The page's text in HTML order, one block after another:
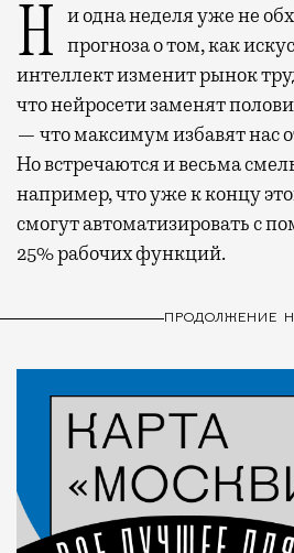
Ни одна неделя уже не обходится без нового прогноза о том, как
интеллект изменит рынок
что нейросети заменят
— что максимум избавят нас
Но встречаются и весьма
например, что уже к концу
смогут автоматизировать с
25% рабочих функций.
ПРОДОЛЖЕНИЕ